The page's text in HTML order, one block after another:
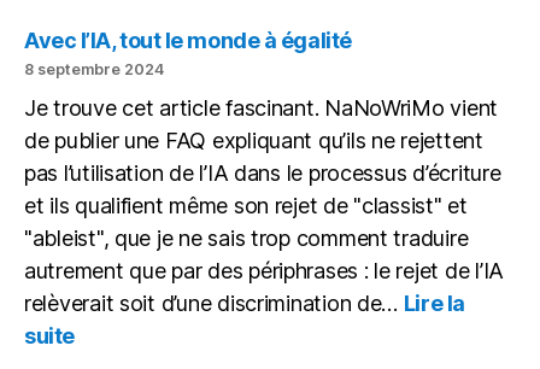
Avec l’IA, tout le monde à égalité
8 septembre 2024
Je trouve cet article fascinant. NaNoWriMo vient
de publier une FAQ expliquant qu’ils ne rejettent
pas l’utilisation de l’IA dans le processus d’écriture
et ils qualifient même son rejet de "classist" et
"ableist", que je ne sais trop comment traduire
autrement que par des périphrases : le rejet de l’IA
relèverait soit d’une discrimination de… Lire la
suite: